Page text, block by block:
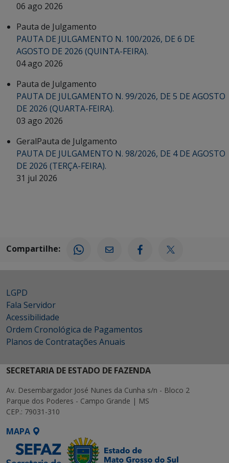
06 ago 2026
Pauta de Julgamento
PAUTA DE JULGAMENTO N. 100/2026, DE 6 DE
AGOSTO DE 2026 (QUINTA-FEIRA).
04 ago 2026
Pauta de Julgamento
PAUTA DE JULGAMENTO N. 99/2026, DE 5 DE AGOSTO
DE 2026 (QUARTA-FEIRA).
03 ago 2026
GeralPauta de Julgamento
PAUTA DE JULGAMENTO N. 98/2026, DE 4 DE AGOSTO
DE 2026 (TERÇA-FEIRA).
31 jul 2026
Compartilhe:
LGPD
Fala Servidor
Acessibilidade
Ordem Cronológica de Pagamentos
Planos de Contratações Anuais
SECRETARIA DE ESTADO DE FAZENDA
Av. Desembargador José Nunes da Cunha s/n - Bloco 2
Parque dos Poderes - Campo Grande | MS
CEP.: 79031-310
MAPA